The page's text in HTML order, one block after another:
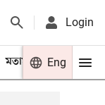
Login
মতামত খেলা
Eng